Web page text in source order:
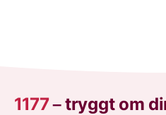
1177–tryggt om